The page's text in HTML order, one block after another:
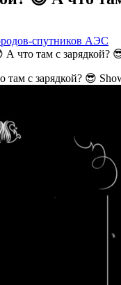
спутников АЭС
А что там с
там с зарядкой? 😎